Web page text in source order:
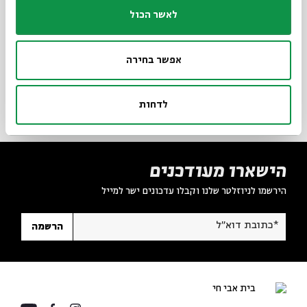
לאשר הכול
אפשר בחירה
לדחות
סדר בוקר
הישארו מעודכנים
הירשמו לניוזלטר שלנו וקבלו עדכונים ישר למייל
*כתובת דוא"ל הרשמה